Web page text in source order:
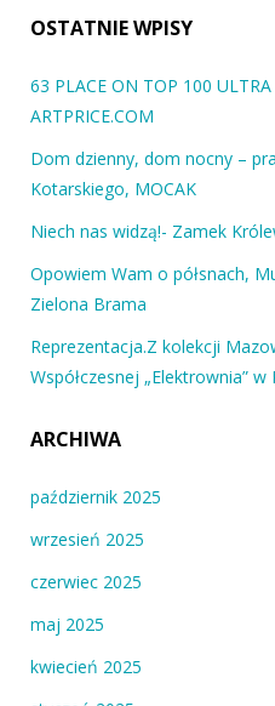
OSTATNIE WPISY
63 PLACE ON TOP 100
ARTPRICE.COM
Dom dzienny, dom nocny –
Kotarskiego, MOCAK
Niech nas widzą!- Zamek
Opowiem Wam o półsnach,
Zielona Brama
Reprezentacja.Z kolekcji
Współczesnej „Elektrownia” w
ARCHIWA
październik 2025
wrzesień 2025
czerwiec 2025
maj 2025
kwiecień 2025